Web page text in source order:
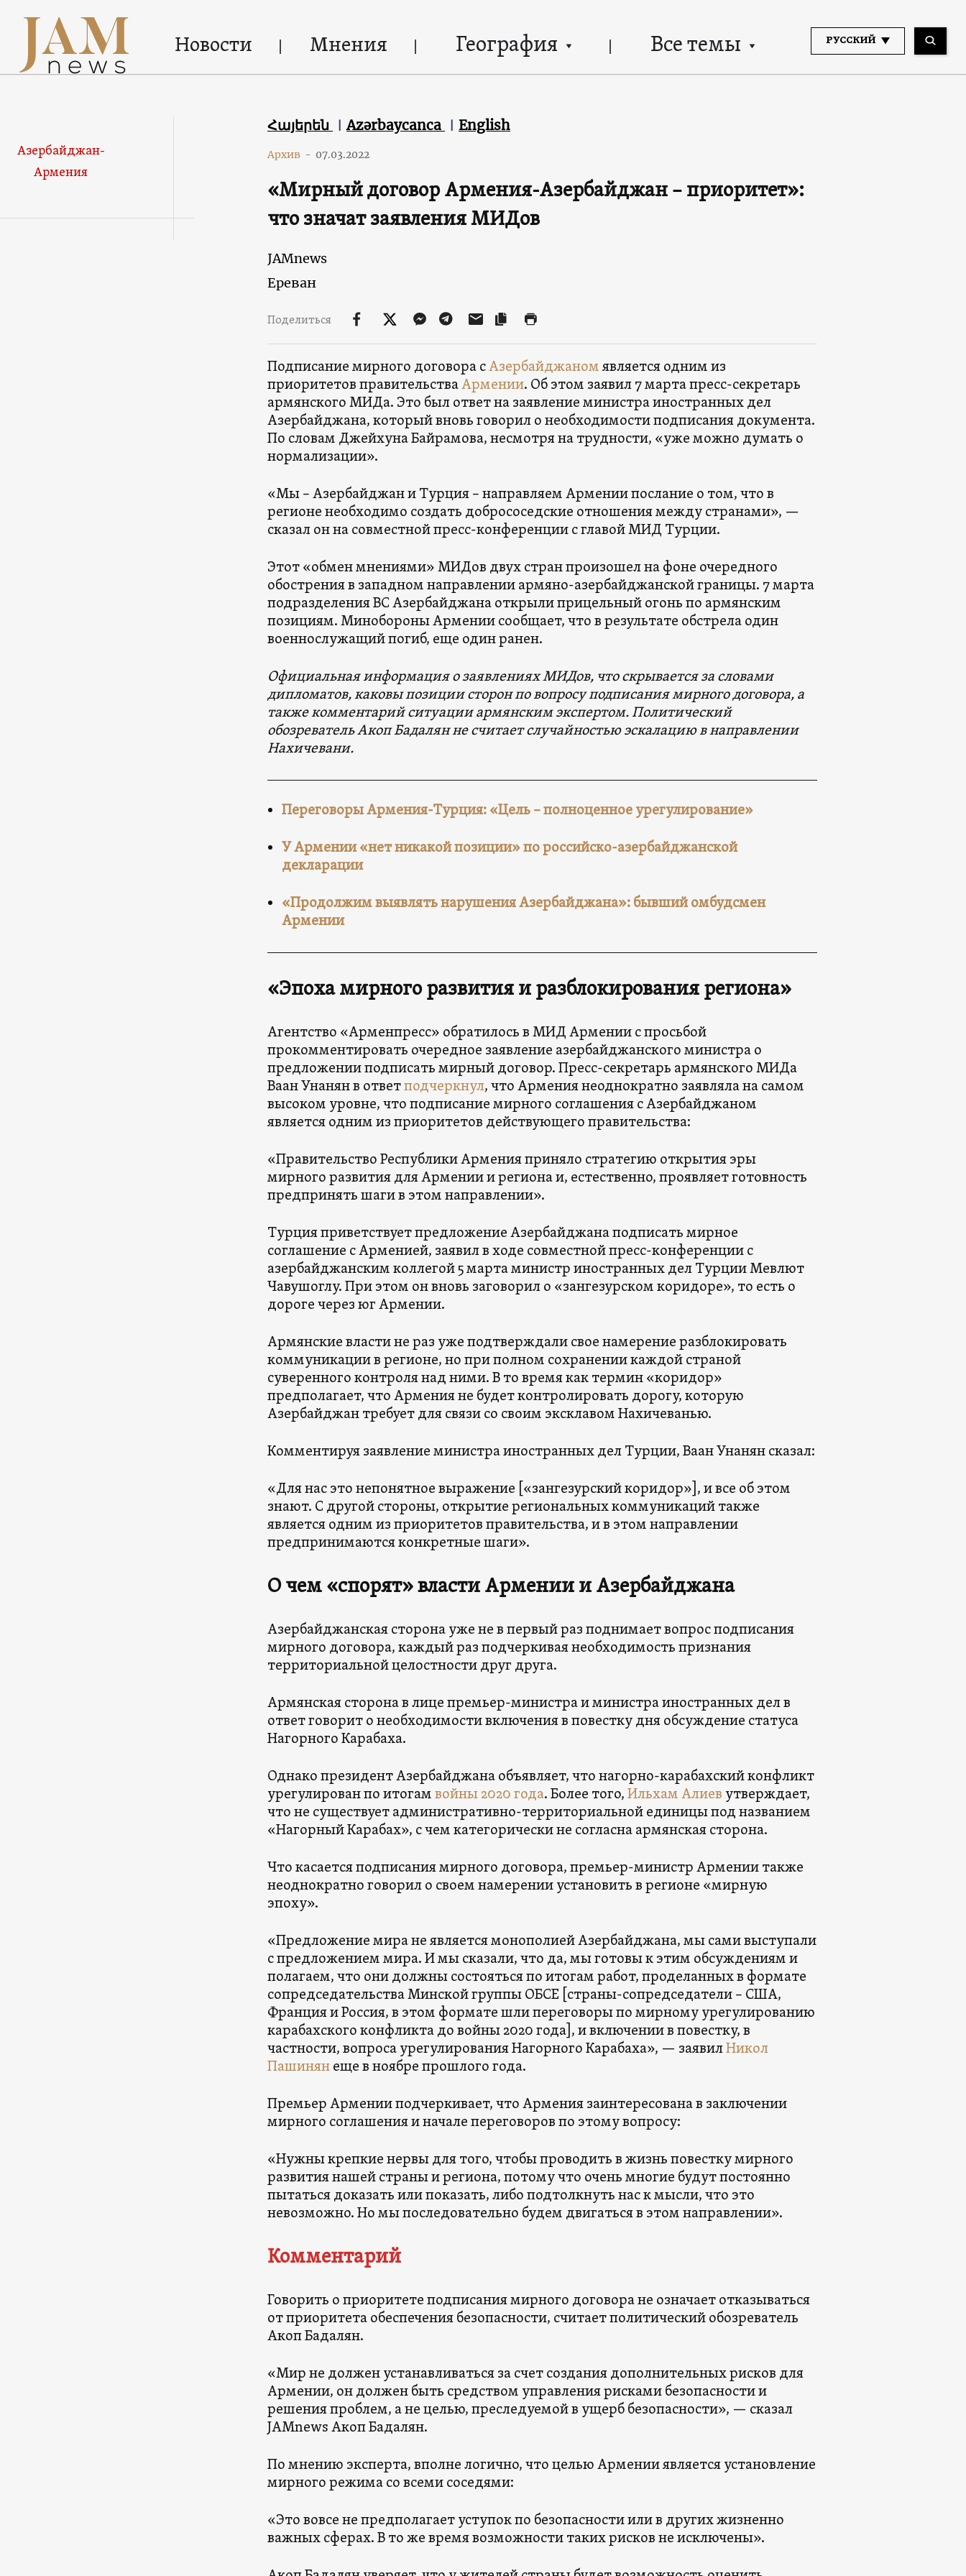
Новости Мнения География Все темы РУССКИЙ
Азербайджан-
Армения
Հայերեն Azərbaycanca English
Архив - 07.03.2022
«Мирный договор Армения-Азербайджан – приоритет»:
что значат заявления МИДов
JAMnews
Ереван
Поделиться
Подписание мирного договора сАзербайджаномявляется одним из
приоритетов правительстваАрмении. Об этом заявил 7 марта пресс-секретарь
армянского МИДа. Это был ответ на заявление министра иностранных дел
Азербайджана, который вновь говорил о необходимости подписания документа.
По словам Джейхуна Байрамова, несмотря на трудности, «уже можно думать о
нормализации».
«Мы – Азербайджан и Турция – направляем Армении послание о том, что в
регионе необходимо создать добрососедские отношения между странами», —
сказал он на совместной пресс-конференции с главой МИД Турции.
Этот «обмен мнениями» МИДов двух стран произошел на фоне очередного
обострения в западном направлении армяно-азербайджанской границы. 7 марта
подразделения ВС Азербайджана открыли прицельный огонь по армянским
позициям. Минобороны Армении сообщает, что в результате обстрела один
военнослужащий погиб, еще один ранен.
Официальная информация о заявлениях МИДов, что скрывается за словами
дипломатов, каковы позиции сторон по вопросу подписания мирного договора, а
также комментарий ситуации армянским экспертом. Политический
обозреватель Акоп Бадалян не считает случайностью эскалацию в направлении
Нахичевани.
Переговоры Армения-Турция: «Цель – полноценное урегулирование»
У Армении «нет никакой позиции» по российско-азербайджанской
декларации
«Продолжим выявлять нарушения Азербайджана»: бывший омбудсмен
Армении
«Эпоха мирного развития и разблокирования региона»
Агентство «Арменпресс» обратилось в МИД Армении с просьбой
прокомментировать очередное заявление азербайджанского министра о
предложении подписать мирный договор. Пресс-секретарь армянского МИДа
Ваан Унанян в ответподчеркнул, что Армения неоднократно заявляла на самом
высоком уровне, что подписание мирного соглашения с Азербайджаном
является одним из приоритетов действующего правительства:
«Правительство Республики Армения приняло стратегию открытия эры
мирного развития для Армении и региона и, естественно, проявляет готовность
предпринять шаги в этом направлении».
Турция приветствует предложение Азербайджана подписать мирное
соглашение с Арменией, заявил в ходе совместной пресс-конференции с
азербайджанским коллегой 5 марта министр иностранных дел Турции Мевлют
Чавушоглу. При этом он вновь заговорил о «зангезурском коридоре», то есть о
дороге через юг Армении.
Армянские власти не раз уже подтверждали свое намерение разблокировать
коммуникации в регионе, но при полном сохранении каждой страной
суверенного контроля над ними. В то время как термин «коридор»
предполагает, что Армения не будет контролировать дорогу, которую
Азербайджан требует для связи со своим эксклавом Нахичеванью.
Комментируя заявление министра иностранных дел Турции, Ваан Унанян сказал:
«Для нас это непонятное выражение [«зангезурский коридор»], и все об этом
знают. С другой стороны, открытие региональных коммуникаций также
является одним из приоритетов правительства, и в этом направлении
предпринимаются конкретные шаги».
О чем «спорят» власти Армении и Азербайджана
Азербайджанская сторона уже не в первый раз поднимает вопрос подписания
мирного договора, каждый раз подчеркивая необходимость признания
территориальной целостности друг друга.
Армянская сторона в лице премьер-министра и министра иностранных дел в
ответ говорит о необходимости включения в повестку дня обсуждение статуса
Нагорного Карабаха.
Однако президент Азербайджана объявляет, что нагорно-карабахский конфликт
урегулирован по итогамвойны 2020 года. Более того,Ильхам Алиев утверждает,
что не существует административно-территориальной единицы под названием
«Нагорный Карабах», с чем категорически не согласна армянская сторона.
Что касается подписания мирного договора, премьер-министр Армении также
неоднократно говорил о своем намерении установить в регионе «мирную
эпоху».
«Предложение мира не является монополией Азербайджана, мы сами выступали
с предложением мира. И мы сказали, что да, мы готовы к этим обсуждениям и
полагаем, что они должны состояться по итогам работ, проделанных в формате
сопредседательства Минской группы ОБСЕ [страны-сопредседатели – США,
Франция и Россия, в этом формате шли переговоры по мирному урегулированию
карабахского конфликта до войны 2020 года], и включении в повестку, в
частности, вопроса урегулирования Нагорного Карабаха», — заявилНикол
Пашинянеще в ноябре прошлого года.
Премьер Армении подчеркивает, что Армения заинтересована в заключении
мирного соглашения и начале переговоров по этому вопросу:
«Нужны крепкие нервы для того, чтобы проводить в жизнь повестку мирного
развития нашей страны и региона, потому что очень многие будут постоянно
пытаться доказать или показать, либо подтолкнуть нас к мысли, что это
невозможно. Но мы последовательно будем двигаться в этом направлении».
Комментарий
Говорить о приоритете подписания мирного договора не означает отказываться
от приоритета обеспечения безопасности, считает политический обозреватель
Акоп Бадалян.
«Мир не должен устанавливаться за счет создания дополнительных рисков для
Армении, он должен быть средством управления рисками безопасности и
решения проблем, а не целью, преследуемой в ущерб безопасности», — сказал
JAMnews Акоп Бадалян.
По мнению эксперта, вполне логично, что целью Армении является установление
мирного режима со всеми соседями:
«Это вовсе не предполагает уступок по безопасности или в других жизненно
важных сферах. В то же время возможности таких рисков не исключены».